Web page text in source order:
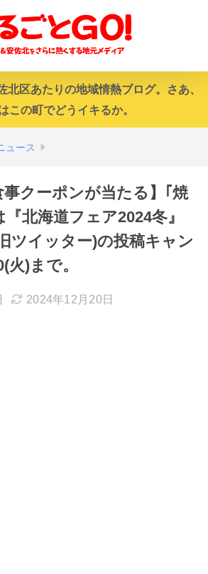
北区あたりの地域情熱ブログ。さあ、
この町でどうイキるか。
ュース
事クーポンが当たる】｢焼
北海道フェア2024冬』
ツイッター)の投稿キャン
)まで。
2024年12月20日